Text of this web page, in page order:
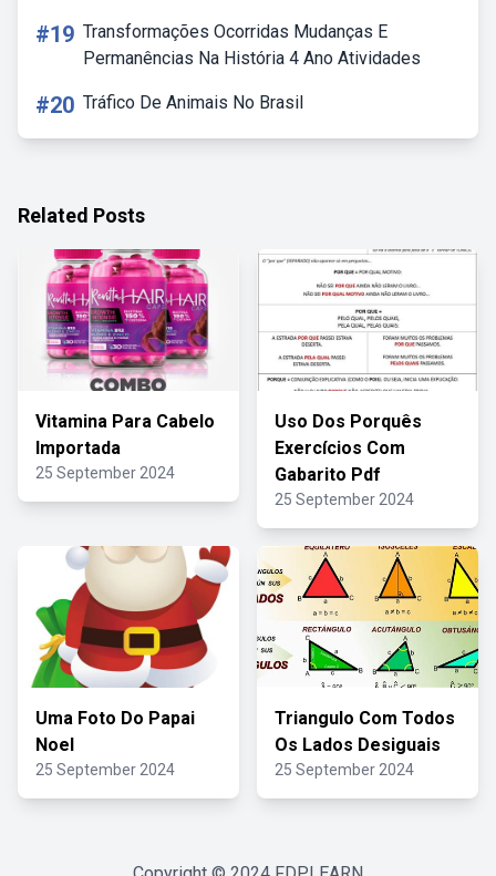
#19 Transformações Ocorridas Mudanças E
Permanências Na História 4 Ano Atividades
#20 Tráfico De Animais No Brasil
Related Posts
Vitamina Para Cabelo
Importada
25 September 2024
Uso Dos Porquês
Exercícios Com
Gabarito Pdf
25 September 2024
Uma Foto Do Papai
Noel
25 September 2024
Triangulo Com Todos
Os Lados Desiguais
25 September 2024